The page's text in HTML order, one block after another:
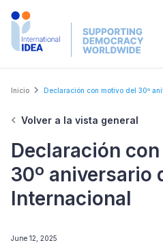
Skip
Breadcrumb
Inicio Declaración con motivo del 30º
Volver a la vista general
Declaración
30º aniversario
Internacional
June 12, 2025